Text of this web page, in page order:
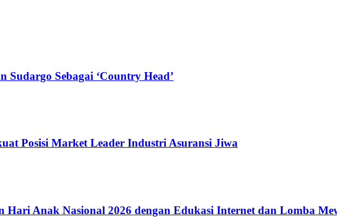
Sebagai ‘Country Head’
Posisi Market Leader Industri Asuransi Jiwa
Anak Nasional 2026 dengan Edukasi Internet dan Lomba